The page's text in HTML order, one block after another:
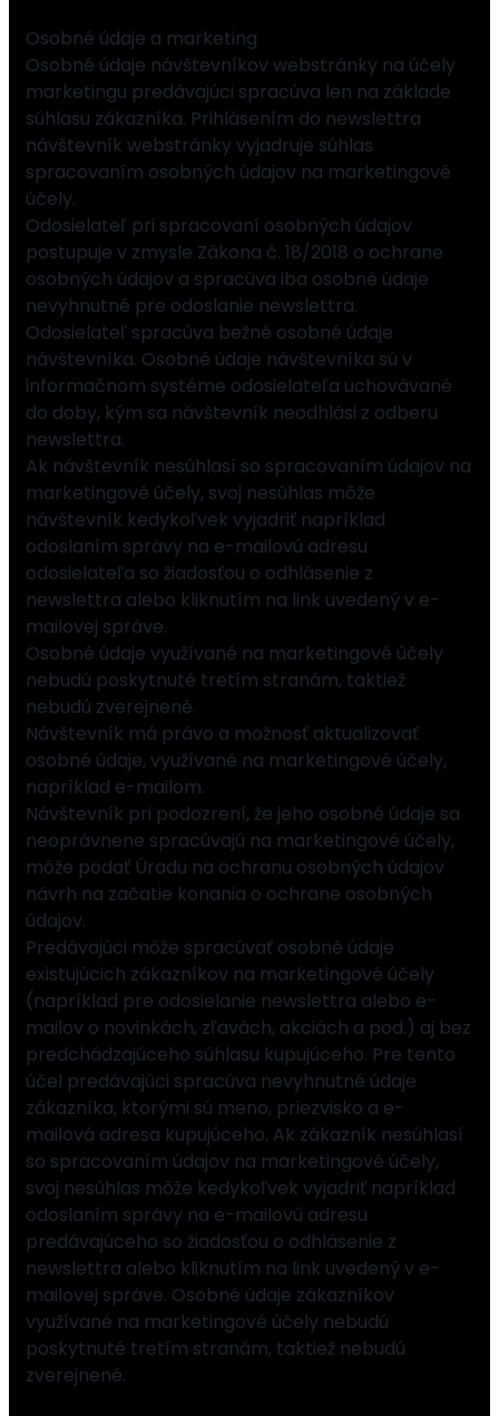
Osobné údaje a marketing
Osobné údaje návštevníkov webstránky na účely
marketingu predávajúci spracúva len na základe
súhlasu zákazníka. Prihlásením do newslettra
návštevník webstránky vyjadruje súhlas
spracovaním osobných údajov na marketingové
účely.
Odosielateľ pri spracovaní osobných údajov
postupuje v zmysle Zákona č. 18/2018 o ochrane
osobných údajov a spracúva iba osobné údaje
nevyhnutné pre odoslanie newslettra.
Odosielateľ spracúva bežné osobné údaje
návštevníka. Osobné údaje návštevníka sú v
informačnom systéme odosielateľa uchovávané
do doby, kým sa návštevník neodhlási z odberu
newslettra.
Ak návštevník nesúhlasí so spracovaním údajov na
marketingové účely, svoj nesúhlas môže
návštevník kedykoľvek vyjadriť napríklad
odoslaním správy na e-mailovú adresu
odosielateľa so žiadosťou o odhlásenie z
newslettra alebo kliknutím na link uvedený v e-
mailovej správe.
Osobné údaje využívané na marketingové účely
nebudú poskytnuté tretím stranám, taktiež
nebudú zverejnené.
Návštevník má právo a možnosť aktualizovať
osobné údaje, využívané na marketingové účely,
napríklad e-mailom.
Návštevník pri podozrení, že jeho osobné údaje sa
neoprávnene spracúvajú na marketingové účely,
môže podať Úradu na ochranu osobných údajov
návrh na začatie konania o ochrane osobných
údajov.
Predávajúci môže spracúvať osobné údaje
existujúcich zákazníkov na marketingové účely
(napríklad pre odosielanie newslettra alebo e-
mailov o novinkách, zľavách, akciách a pod.) aj bez
predchádzajúceho súhlasu kupujúceho. Pre tento
účel predávajúci spracúva nevyhnutné údaje
zákazníka, ktorými sú meno, priezvisko a e-
mailová adresa kupujúceho. Ak zákazník nesúhlasí
so spracovaním údajov na marketingové účely,
svoj nesúhlas môže kedykoľvek vyjadriť napríklad
odoslaním správy na e-mailovú adresu
predávajúceho so žiadosťou o odhlásenie z
newslettra alebo kliknutím na link uvedený v e-
mailovej správe. Osobné údaje zákazníkov
využívané na marketingové účely nebudú
poskytnuté tretím stranám, taktiež nebudú
zverejnené.